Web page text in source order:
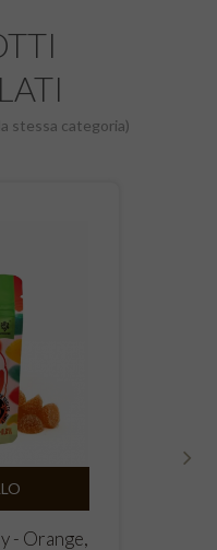
stessa categoria)
- Orange,